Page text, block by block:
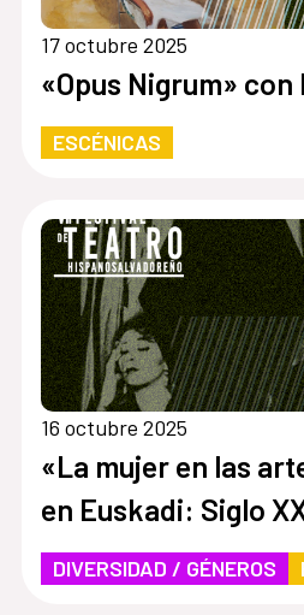
17 octubre 2025
«Opus Nigrum» con
ESCÉNICAS
16 octubre 2025
«La mujer en las
en Euskadi: Siglo
DIVERSIDAD / GÉNEROS